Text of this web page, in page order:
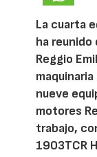
La cuarta
ha reunido
Reggio
nueve
motores
trabajo,
1903TCR